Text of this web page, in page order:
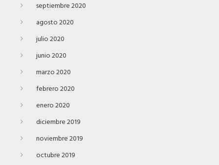
septiembre 2020
agosto 2020
julio 2020
junio 2020
marzo 2020
febrero 2020
enero 2020
diciembre 2019
noviembre 2019
octubre 2019